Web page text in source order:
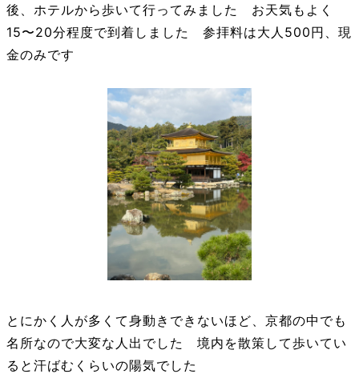
後、ホテルから歩いて行ってみました お天気もよく
15〜20分程度で到着しました 参拝料は大人500円、現
金のみです
とにかく人が多くて身動きできないほど、京都の中でも
名所なので大変な人出でした 境内を散策して歩いてい
ると汗ばむくらいの陽気でした